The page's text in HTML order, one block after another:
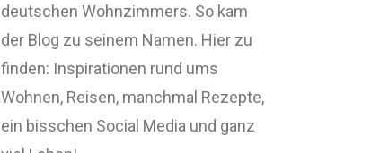
deutschen Wohnzimmers. So kam
der Blog zu seinem Namen. Hier zu
finden: Inspirationen rund ums
Wohnen, Reisen, manchmal Rezepte,
ein bisschen Social Media und ganz